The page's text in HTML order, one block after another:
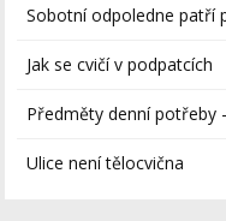
Sobotní odpoledne patří
Jak se cvičí v podpatcích
Předměty denní potřeby
Ulice není tělocvična